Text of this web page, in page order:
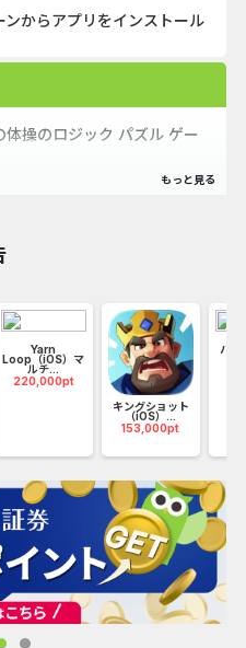
ンからアプリをインストール
操のロジック パズル ゲー
ジックパズルへようこそ!
テストします。
結合したりすることで、内
思考を駆使して、頭をひね
つ組み合わせて、目を引く
ベルを通じて、ゲームを分
するスキルを磨きましょう。
ームレベルで、フラワーゲ
ださい。魅惑的な花や役に立
ーを与えられながら、より
Yarn
Loop（iOS）マ
ルチ...
220,000pt
キングショット
（iOS）...
153,000pt
ハロ